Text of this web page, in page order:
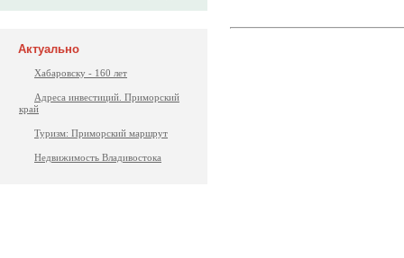
Актуально
Хабаровску - 160 лет
Адреса инвестиций. Приморский
край
Туризм: Приморский маршрут
Недвижимость Владивостока